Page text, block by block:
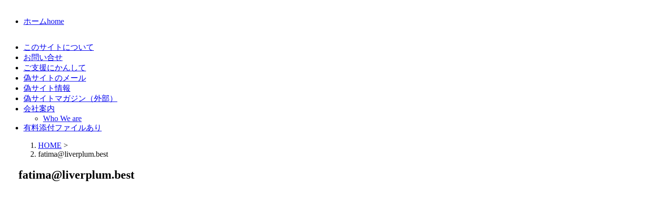
ホームhome
このサイトについて
お問い合せ
ご支援にかんして
偽サイトのメール
偽サイト情報
偽サイトマガジン（外部）
会社案内
Who We are
有料添付ファイルあり
HOME >
fatima@liverplum.best
fatima@liverplum.best